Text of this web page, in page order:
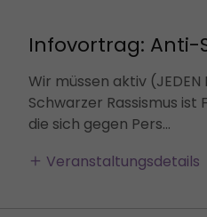
Infovortrag: Anti-
Wir müssen aktiv
Schwarzer Rassismus
die sich gegen Pers...
Veranstaltungsdetails